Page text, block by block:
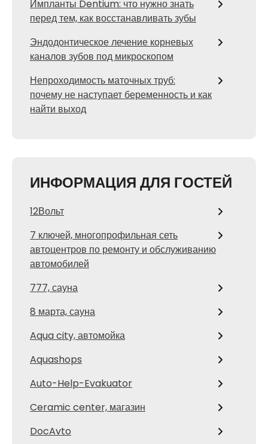
Импланты Dentium: что нужно знать
перед тем, как восстанавливать зубы
Эндодонтическое лечение корневых
каналов зубов под микроскопом
Непроходимость маточных труб:
почему не наступает беременность и как
найти выход
ИНФОРМАЦИЯ ДЛЯ ГОСТЕЙ
12Вольт
7 ключей, многопрофильная сеть
автоцентров по ремонту и обслуживанию
автомобилей
777, сауна
8 марта, сауна
Aqua city, автомойка
Aquashops
Auto-Help-Evakuator
Ceramic center, магазин
DocAvto